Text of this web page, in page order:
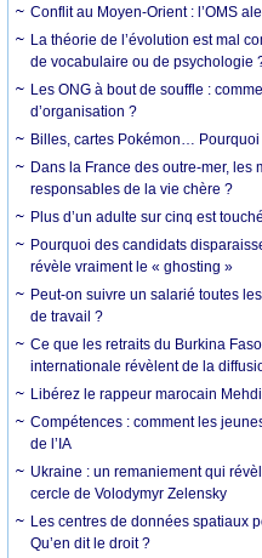
Conflit au Moyen-Orient : l’OMS
La théorie de l’évolution est mal
de vocabulaire ou de psychologie
Les ONG à bout de souffle :
d’organisation ?
Billes, cartes Pokémon…
Dans la France des outre-mer,
responsables de la vie chère ?
Plus d’un adulte sur cinq est
Pourquoi des candidats
révèle vraiment le « ghosting »
Peut-on suivre un salarié toutes
de travail ?
Ce que les retraits du Burkina
internationale révèlent de la
Libérez le rappeur marocain
Compétences : comment les
de l’IA
Ukraine : un remaniement qui
cercle de Volodymyr Zelensky
Les centres de données spatiaux
Qu’en dit le droit ?